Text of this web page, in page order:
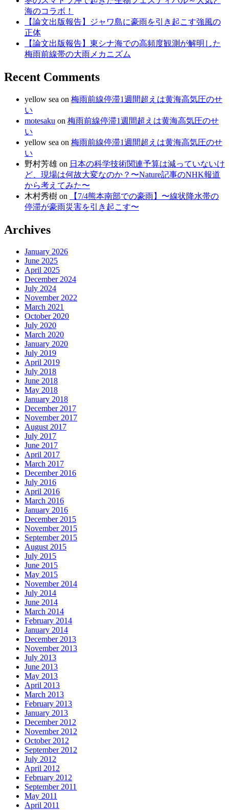
海のコラボ！
【論文出版報告】ジャワ島に豪雨を引き起こす強風の
正体
【論文出版報告】東シナ海での高頻度観測が解明した
梅雨前線帯の大雨メカニズム
Recent Comments
yellow sea on 梅雨前線停滞1週間超えは黄海高気圧のせ
い
motesaku on 梅雨前線停滞1週間超えは黄海高気圧のせ
い
yellow sea on 梅雨前線停滞1週間超えは黄海高気圧のせ
い
野村芳雄 on 日本の科学技術関連予算は減っていないけ
ど、現場は何故大変なのか？〜Nature記事のNHK報道
から考えてみた〜
木村秀樹 on
【7/4熊本南部での豪雨】〜線状降水帯の
停滞が豪雨災害を引き起こす〜
Archives
January 2026
June 2025
April 2025
December 2024
July 2024
November 2022
March 2021
October 2020
July 2020
March 2020
January 2020
July 2019
April 2019
July 2018
June 2018
May 2018
January 2018
December 2017
November 2017
August 2017
July 2017
June 2017
April 2017
March 2017
December 2016
July 2016
April 2016
March 2016
January 2016
December 2015
November 2015
September 2015
August 2015
July 2015
June 2015
May 2015
November 2014
July 2014
June 2014
March 2014
February 2014
January 2014
December 2013
November 2013
July 2013
June 2013
May 2013
April 2013
March 2013
February 2013
January 2013
December 2012
November 2012
October 2012
September 2012
July 2012
April 2012
February 2012
September 2011
May 2011
April 2011